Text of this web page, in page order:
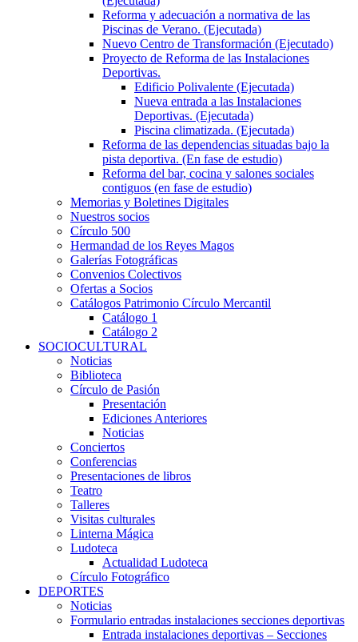
Reforma y adecuación a normativa de las
Piscinas de Verano. (Ejecutada)
Nuevo Centro de Transformación (Ejecutado)
Proyecto de Reforma de las Instalaciones
Deportivas.
Edificio Polivalente (Ejecutada)
Nueva entrada a las Instalaciones
Deportivas. (Ejecutada)
Piscina climatizada. (Ejecutada)
Reforma de las dependencias situadas bajo la
pista deportiva. (En fase de estudio)
Reforma del bar, cocina y salones sociales
contiguos (en fase de estudio)
Memorias y Boletines Digitales
Nuestros socios
Círculo 500
Hermandad de los Reyes Magos
Galerías Fotográficas
Convenios Colectivos
Ofertas a Socios
Catálogos Patrimonio Círculo Mercantil
Catálogo 1
Catálogo 2
SOCIOCULTURAL
Noticias
Biblioteca
Círculo de Pasión
Presentación
Ediciones Anteriores
Noticias
Conciertos
Conferencias
Presentaciones de libros
Teatro
Talleres
Visitas culturales
Linterna Mágica
Ludoteca
Actualidad Ludoteca
Círculo Fotográfico
DEPORTES
Noticias
Formulario entradas instalaciones secciones deportivas
Entrada instalaciones deportivas – Secciones